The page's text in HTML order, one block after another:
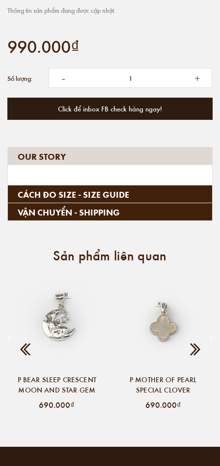
Thông tin sản phẩm đang được cập nhật.
990.000₫
Số lượng: - +
Click để inbox FB check hàng ngay!
OUR STORY
CÁCH ĐO SIZE - SIZE GUIDE
VẬN CHUYỂN - SHIPPING
Sản phẩm liên quan
P BEAR SLEEP CRESCENT
MOON AND STAR GEM
690.000₫
P MOTHER OF PEARL
SPECIAL CLOVER
690.000₫